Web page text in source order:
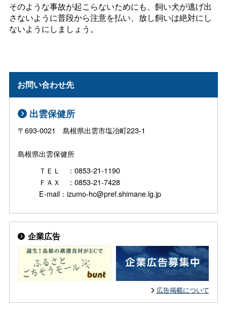
そのような事故が起こらないためにも、飼い犬が逃げ出
さないように普段から注意を払い、放し飼いは絶対にし
ないようにしましょう。
お問い合わせ先
出雲保健所
〒693-0021 島根県出雲市塩冶町223-1
島根県出雲保健所
ＴＥＬ ：0853-21-1190
ＦＡＸ ：0853-21-7428
E-mail：izumo-hc@pref.shimane.lg.jp
企業広告
広告掲載について